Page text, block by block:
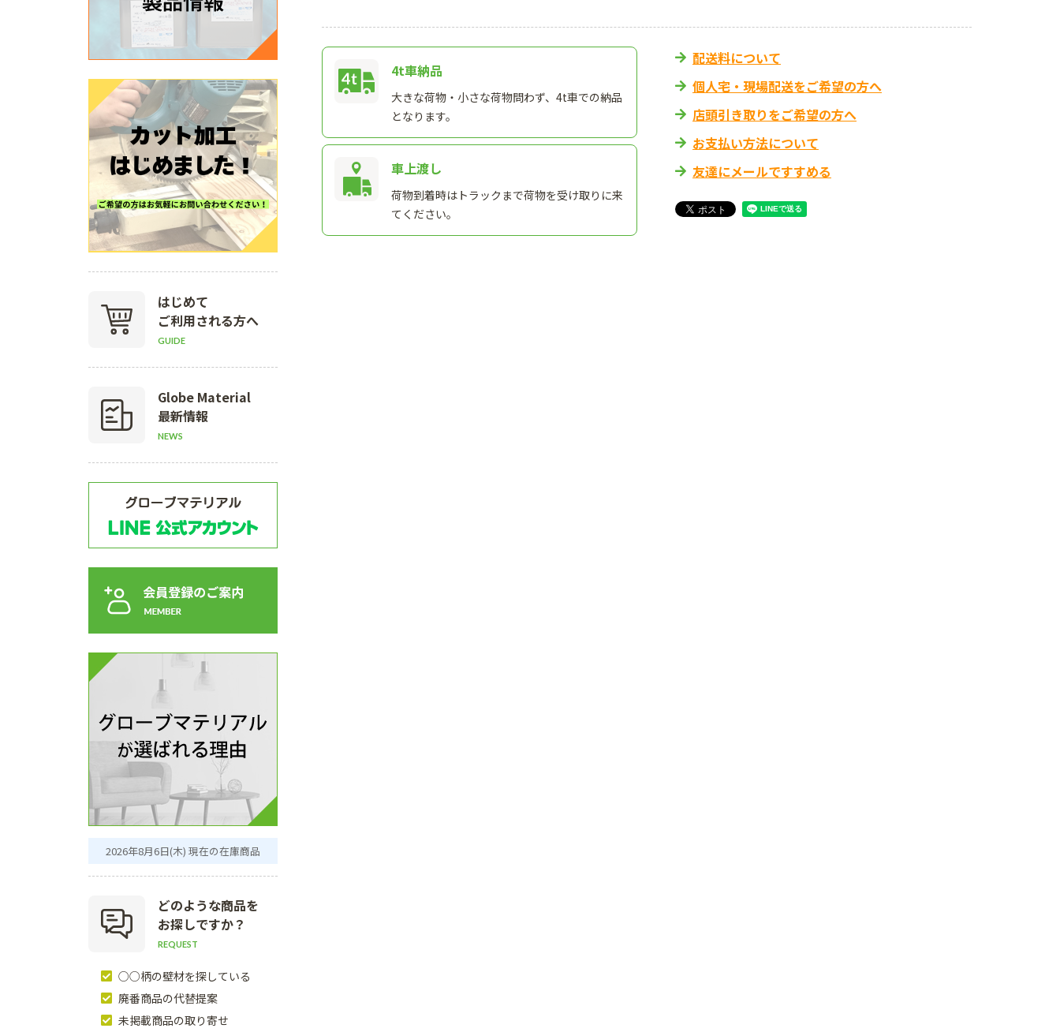
4t車納品
大きな荷物・小さな荷物問わず、4t車での納品
となります。
車上渡し
荷物到着時はトラックまで荷物を受け取りに来
てください。
配送料について
個人宅・現場配送をご希望の方へ
店頭引き取りをご希望の方へ
お支払い方法について
友達にメールですすめる
はじめて
ご利用される方へ
GUIDE
Globe Material
最新情報
NEWS
2026年8月6日(木) 現在の在庫商品
どのような商品を
お探しですか？
REQUEST
○○柄の壁材を探している
廃番商品の代替提案
未掲載商品の取り寄せ